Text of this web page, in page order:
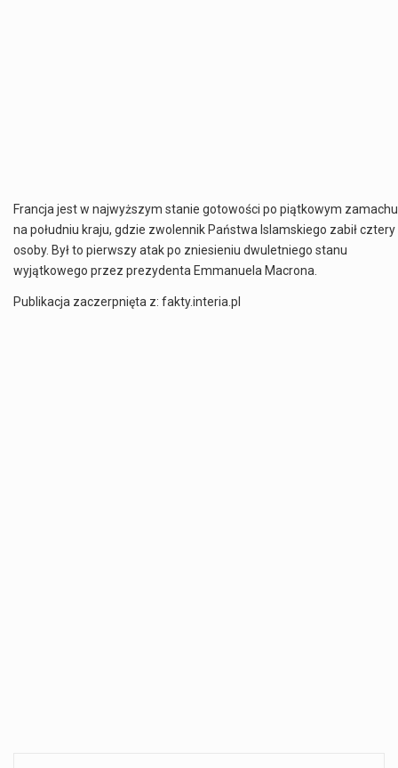
Francja jest w najwyższym stanie gotowości po piątkowym zamachu
na południu kraju, gdzie zwolennik Państwa Islamskiego zabił cztery
osoby. Był to pierwszy atak po zniesieniu dwuletniego stanu
wyjątkowego przez prezydenta Emmanuela Macrona.
Publikacja zaczerpnięta z: fakty.interia.pl